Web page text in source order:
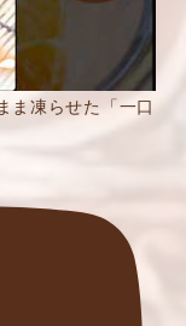
ま凍らせた「一口